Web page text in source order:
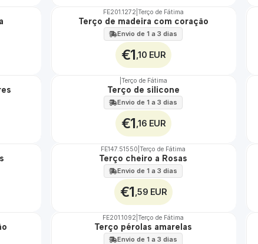
FE201.1272 Terço de Fátima
Terço de madeira com coração
Envio de 1 a 3 dias
€1 ,10 EUR
Terço de Fátima
Terço de silicone
Envio de 1 a 3 dias
€1 ,16 EUR
FE147.51550 |Terço de Fátima
Terço cheiro a Rosas
Envio de 1 a 3 dias
€1 ,59 EUR
FE201.1092 |Terço de Fátima
Terço pérolas amarelas
Envio de 1 a 3 dias